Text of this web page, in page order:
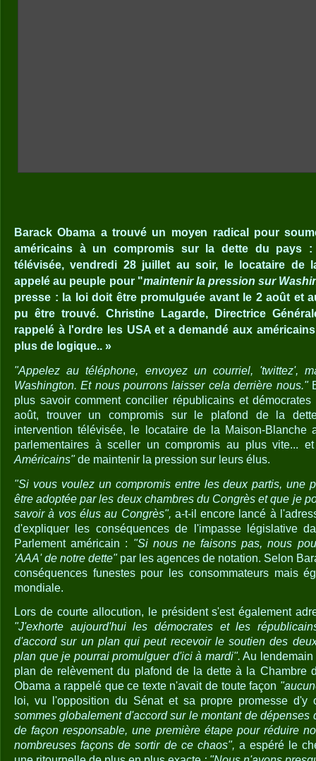
Barack Obama a trouvé un moyen radical pour
américains à un compromis sur la dette du pays :
télévisée, vendredi 28 juillet au soir, le locataire de
appelé au peuple pour "maintenir la pression sur
presse : la loi doit être promulguée avant le 2 août et
pu être trouvé. Christine Lagarde, Directrice
rappelé à l'ordre les USA et a demandé aux
plus de logique.. »
"Appelez au téléphone, envoyez un courriel, 'twittez',
Washington. Et nous pourrons laisser cela derrière nous."
plus savoir comment concilier républicains et
août, trouver un compromis sur le plafond de la
intervention télévisée, le locataire de la Maison-Blanche
parlementaires à sceller un compromis au plus vite...
Américains"de maintenir la pression sur leurs élus.
"Si vous voulez un compromis entre les deux partis, une
être adoptée par les deux chambres du Congrès et que je
savoir à vos élus au Congrès", a-t-il encore lancé à
d'expliquer les conséquences de l'impasse législative
Parlement américain : "Si nous ne faisons pas, nous
'AAA' de notre dette"par les agences de notation. Selon
conséquences funestes pour les consommateurs mais
mondiale.
Lors de courte allocution, le président s'est également
"J'exhorte aujourd'hui les démocrates et les
d'accord sur un plan qui peut recevoir le soutien des
plan que je pourrai promulguer d'ici à mardi". Au lendemain
plan de relèvement du plafond de la dette à la Chambre
Obama a rappelé que ce texte n'avait de toute façon
loi, vu l'opposition du Sénat et sa propre promesse
sommes globalement d'accord sur le montant de dépenses
de façon responsable, une première étape pour réduire
nombreuses façons de sortir de ce chaos", a espéré le